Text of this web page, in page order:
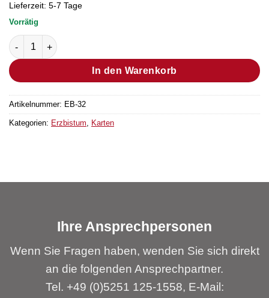
Lieferzeit: 5-7 Tage
Vorrätig
Klappkarte "Hand" Menge
In den Warenkorb
Artikelnummer: EB-32
Kategorien: Erzbistum Karten
Ihre Ansprechpersonen
Wenn Sie Fragen haben, wenden Sie sich direkt
an die folgenden Ansprechpartner.
Tel. +49 (0)5251 125-1558, E-Mail: